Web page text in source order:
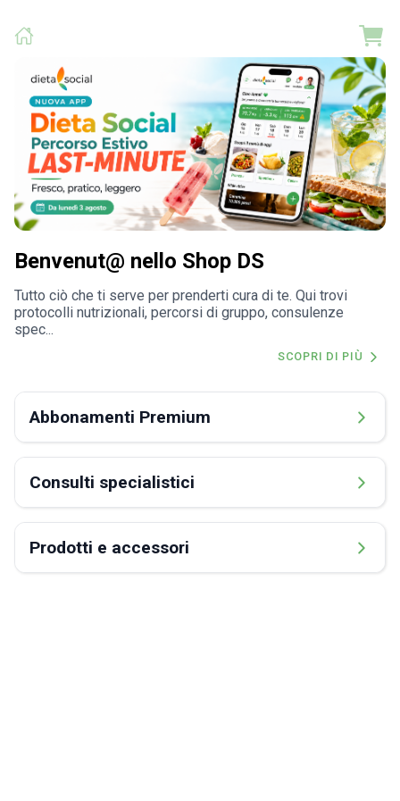
Benvenut@ nello Shop DS
Tutto ciò che ti serve per prenderti cura di te. Qui trovi
protocolli nutrizionali, percorsi di gruppo, consulenze
spec...
SCOPRI DI PIÙ
Abbonamenti Premium
Consulti specialistici
Prodotti e accessori